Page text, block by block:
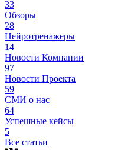
33
Обзоры
28
Нейротренажеры
14
Новости Компании
97
Новости Проекта
59
СМИ о нас
64
Успешные кейсы
5
Все статьи